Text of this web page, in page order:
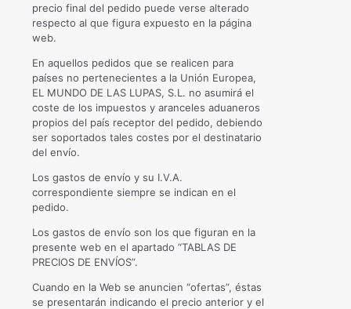
precio final del pedido puede verse alterado
respecto al que figura expuesto en la página
web.
En aquellos pedidos que se realicen para
países no pertenecientes a la Unión Europea,
EL MUNDO DE LAS LUPAS, S.L. no asumirá el
coste de los impuestos y aranceles aduaneros
propios del país receptor del pedido, debiendo
ser soportados tales costes por el destinatario
del envío.
Los gastos de envío y su I.V.A.
correspondiente siempre se indican en el
pedido.
Los gastos de envío son los que figuran en la
presente web en el apartado “TABLAS DE
PRECIOS DE ENVÍOS”.
Cuando en la Web se anuncien “ofertas”, éstas
se presentarán indicando el precio anterior y el